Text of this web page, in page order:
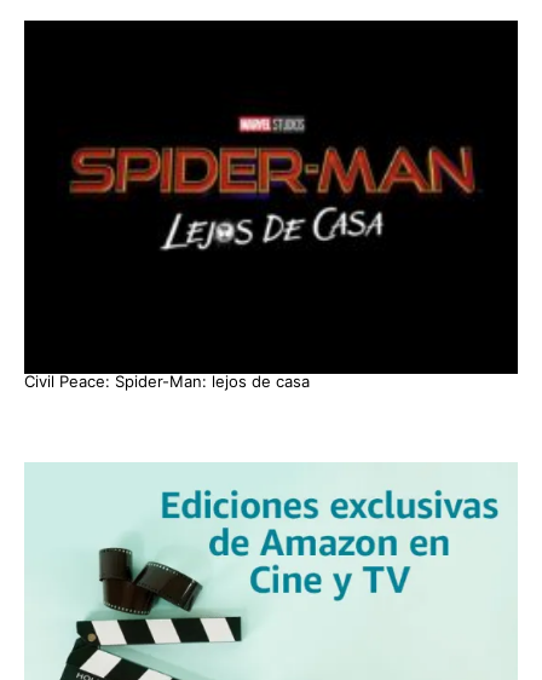
Civil Peace: Spider-Man: lejos de casa